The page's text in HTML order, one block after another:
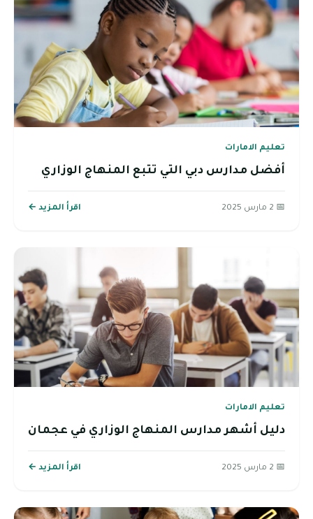
تعليم الامارات
أفضل مدارس دبي التي تتبع المنهاج الوزاري
📅 2 مارس 2025 اقرأ المزيد ←
تعليم الامارات
دليل أشهر مدارس المنهاج الوزاري في عجمان
📅 2 مارس 2025 اقرأ المزيد ←